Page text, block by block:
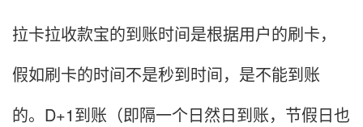
拉卡拉收款宝的到账时间是根据用户的刷卡，
假如刷卡的时间不是秒到时间，是不能到账
的。D+1到账（即隔一个日然日到账，节假日也